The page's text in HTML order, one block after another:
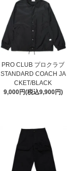
PRO CLUB プロクラブ
STANDARD COACH JA
CKET/BLACK
9,000円(税込9,900円)